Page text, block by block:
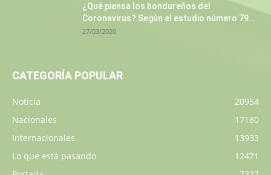
¿Qué piensa los hondureños del
Coronavirus? Según el estudio número 79...
27/03/2020
CATEGORÍA POPULAR
Noticia
20954
Nacionales
17180
Internacionales
13933
Lo que está pasando
12471